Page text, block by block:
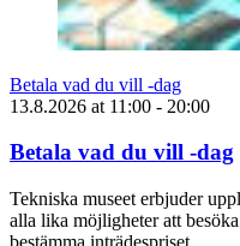
Betala vad du vill -dag
13.8.2026 at 11:00 - 20:00
Betala vad du vill -dag
Tekniska museet erbjuder
alla lika möjligheter att
bestämma inträdespriset.